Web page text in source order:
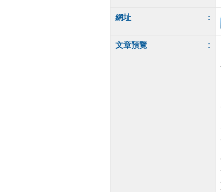
網址 :
文章預覽 :